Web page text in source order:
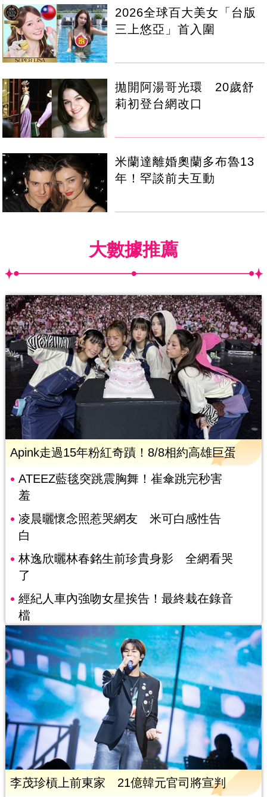
2026全球百大美女「台版
三上悠亞」首入圍
拋開阿湯哥光環 20歲舒
莉初登台網改口
米蘭達離婚奧蘭多布魯13
年！罕談前夫互動
大數據推薦
Apink走過15年粉紅奇蹟！8/8相約高雄巨蛋
ATEEZ藍毯突跳震胸舞！崔傘跳完秒害
羞
凌晨曬懷念照惹哭網友 米可白感性告
白
林逸欣曬林春銘生前珍貴身影 全網看哭
了
經紀人車內強吻女星挨告！最終栽在錄音
檔
李茂珍槓上前東家 21億韓元官司將宣判